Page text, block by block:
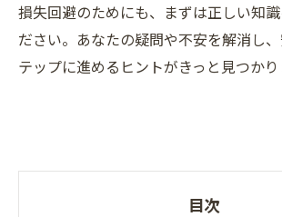
損失回避のためにも、まずは正しい知
ださい。あなたの疑問や不安を解消し
テップに進めるヒントがきっと見つかり
目次